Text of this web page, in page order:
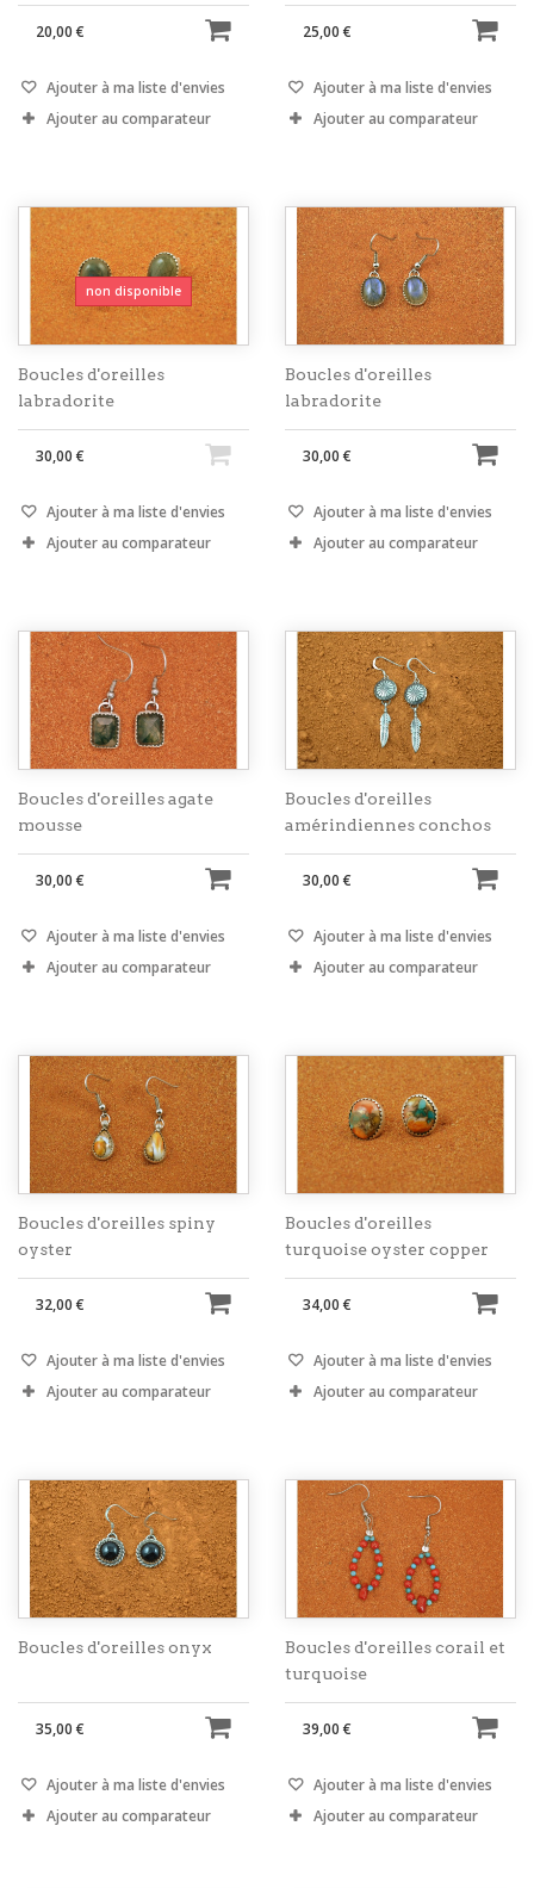
20,00 €
Ajouter à ma liste d'envies
Ajouter au comparateur
25,00 €
Ajouter à ma liste d'envies
Ajouter au comparateur
non disponible
Boucles d'oreilles
labradorite
30,00 €
Ajouter à ma liste d'envies
Ajouter au comparateur
Boucles d'oreilles
labradorite
30,00 €
Ajouter à ma liste d'envies
Ajouter au comparateur
Boucles d'oreilles agate
mousse
30,00 €
Ajouter à ma liste d'envies
Ajouter au comparateur
Boucles d'oreilles
amérindiennes conchos
30,00 €
Ajouter à ma liste d'envies
Ajouter au comparateur
Boucles d'oreilles spiny
oyster
32,00 €
Ajouter à ma liste d'envies
Ajouter au comparateur
Boucles d'oreilles
turquoise oyster copper
34,00 €
Ajouter à ma liste d'envies
Ajouter au comparateur
Boucles d'oreilles onyx
35,00 €
Ajouter à ma liste d'envies
Ajouter au comparateur
Boucles d'oreilles corail et
turquoise
39,00 €
Ajouter à ma liste d'envies
Ajouter au comparateur